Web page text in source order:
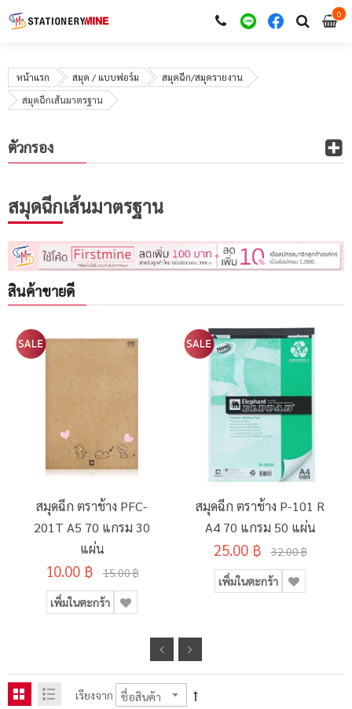
00
หน้าแรก สมุด / แบบฟอร์ม
สมุดฉีก/สมุดรายงาน
สมุดฉีกเส้นมาตรฐาน
สมุดฉีกเส้นมาตรฐาน
สินค้าขายดี
สมุดฉีก ตราช้าง PFC-
201T A5 70 แกรม 30
แผ่น
10.00 ฿ 15.00 ฿
เพิ่มในตะกร้า
สมุดฉีก ตราช้าง P-101 R
A4 70 แกรม 50 แผ่น
25.00 ฿ 32.00 ฿
เพิ่มในตะกร้า
เรียงจาก
ตัวกรอง